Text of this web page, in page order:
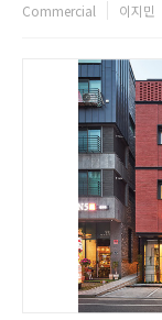
르의 옷을 통해 더 많은
Commercial 이지민